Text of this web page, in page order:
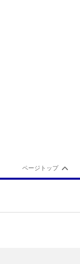
ページトップ